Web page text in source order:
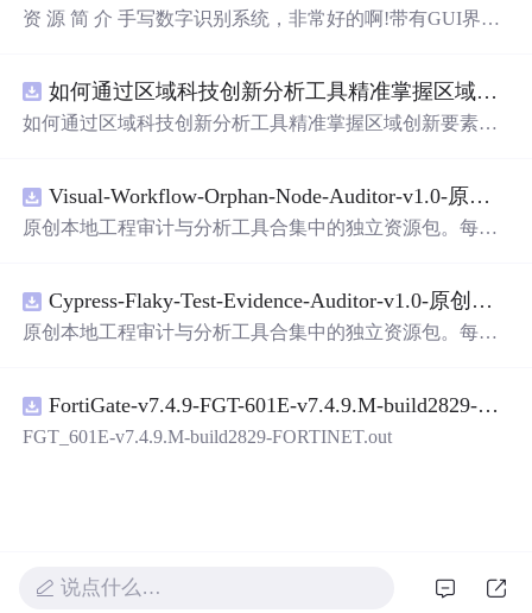
资 源 简 介 手写数字识别系统，非常好的啊!带有GUI界
带有直观的图形用户界面（GUI），非常容易使用。你只
需要将手写数字输入系统，它将立即给出准确的识别结
是一个非常方便和实用的工具，你一定会喜欢它的！
如何通过区域科技创新分析工具精准掌握区域创新要素分布与产业链融合现状？.docx
如何通过区域科技创新分析工具精准掌握区域创新要素分
Visual-Workflow-Orphan-Node-Auditor-v1.0-原创源码与文档.zip
原创本地工程审计与分析工具合集中的独立资源包。每个
README、运行说明、功能清单、MIT License及原创与授
权声明。解压后进入project目录，执行npm test验证算法，
目源码、Logo、官方截图、论文、生产日志或其他受限素
材。适合前端开发、AI应用工程、测试审计和课程实践。
Cypress-Flaky-Test-Evidence-Auditor-v1.0-原创源码与文档.zip
原创本地工程审计与分析工具合集中的独立资源包。每个
README、运行说明、功能清单、MIT License及原创与授
权声明。解压后进入project目录，执行npm test验证算法，
FortiGate-v7.4.9-FGT-601E-v7.4.9.M-build2829-FORTINET.out
FGT_601E-v7.4.9.M-build2829-FORTINET.out
说点什么…